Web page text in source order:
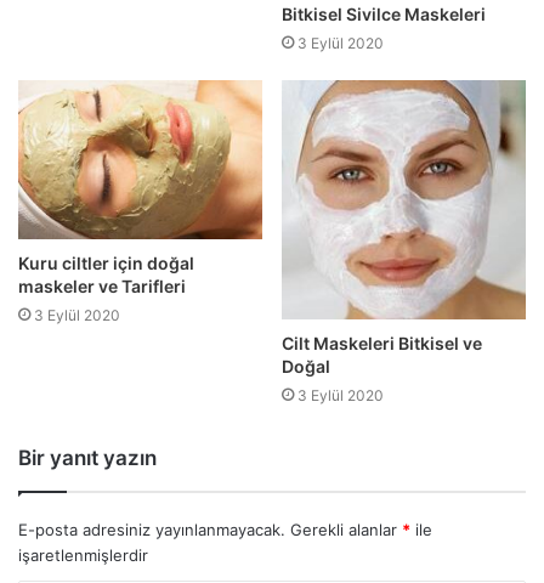
Bitkisel Sivilce Maskeleri
3 Eylül 2020
Kuru ciltler için doğal
maskeler ve Tarifleri
3 Eylül 2020
Cilt Maskeleri Bitkisel ve
Doğal
3 Eylül 2020
Bir yanıt yazın
E-posta adresiniz yayınlanmayacak. Gerekli alanlar * ile
işaretlenmişlerdir